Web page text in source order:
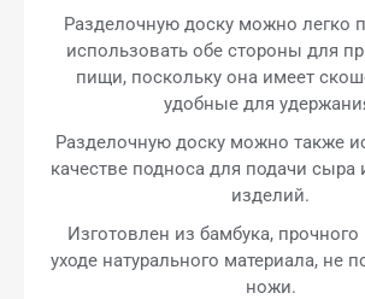
Разделочную доску можно легко
использовать обе стороны для
пищи, поскольку она имеет
удобные для
Разделочную доску можно также
качестве подноса для подачи сыра
изделий.
Изготовлен из бамбука, прочного
уходе натурального материала, не
ножи.